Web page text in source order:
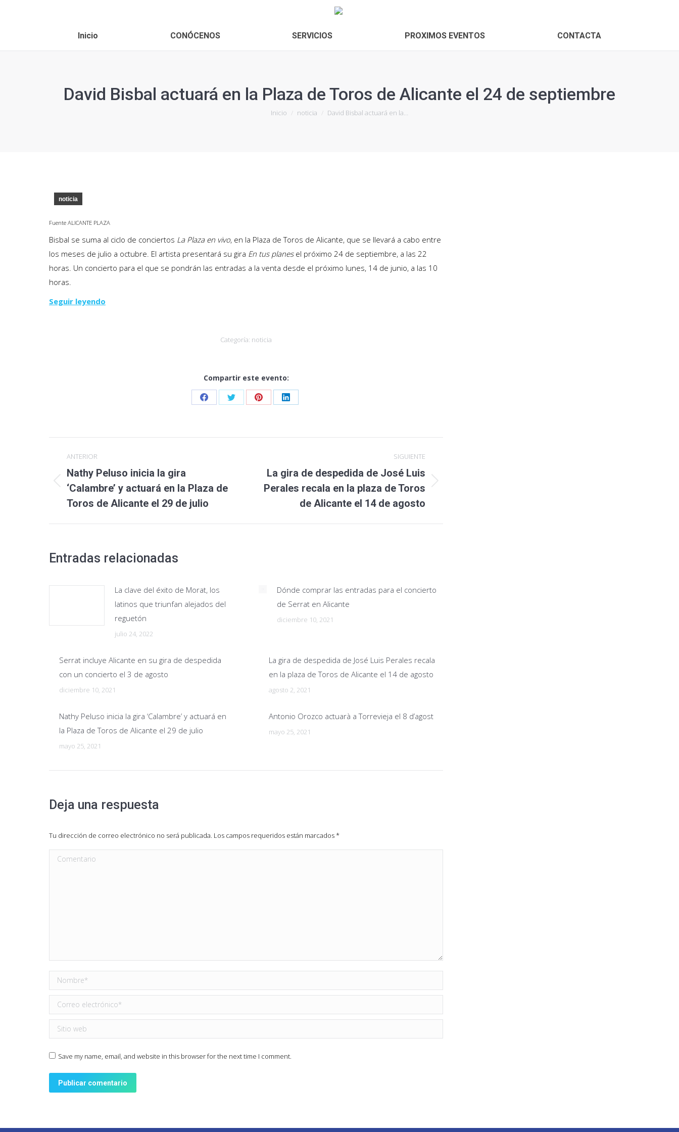
Inicio CONÓCENOS SERVICIOS PROXIMOS EVENTOS CONTACTA
David Bisbal actuará en la Plaza de Toros de Alicante el 24 de septiembre
Estás aquí:
Inicio noticia David Bisbal actuará en la…
noticia
Fuente ALICANTE PLAZA
Bisbal se suma al ciclo de conciertos La Plaza en vivo, en la Plaza de Toros de Alicante, que se llevará a cabo entre
los meses de julio a octubre. El artista presentará su gira En tus planesel próximo 24 de septiembre, a las 22
horas. Un concierto para el que se pondrán las entradas a la venta desde el próximo lunes, 14 de junio, a las 10
horas.
Seguir leyendo
Categoría: noticia
Compartir este evento:
Share
Facebook
Share
Twitter
Share
Pinterest
Share
LinkedIn
entre
publicaciones
ANTERIOR
Publicación
anterior:
Nathy Peluso inicia la gira
‘Calambre’ y actuará en la Plaza de
Toros de Alicante el 29 de julio
SIGUIENTE
Publicación
La gira de despedida de José Luis
Perales recala en la plaza de Toros
de Alicante el 14 de agosto
Entradas relacionadas
La clave del éxito de Morat, los
latinos que triunfan alejados del
reguetón
julio 24, 2022
Dónde comprar las entradas para el concierto
de Serrat en Alicante
diciembre 10, 2021
Serrat incluye Alicante en su gira de despedida
con un concierto el 3 de agosto
diciembre 10, 2021
La gira de despedida de José Luis Perales recala
en la plaza de Toros de Alicante el 14 de agosto
agosto 2, 2021
Nathy Peluso inicia la gira ‘Calambre’ y actuará en
la Plaza de Toros de Alicante el 29 de julio
mayo 25, 2021
Antonio Orozco actuarà a Torrevieja el 8 d’agost
mayo 25, 2021
Deja una respuesta
Tu dirección de correo electrónico no será publicada. Los campos requeridos están marcados*
Comentario
Nombre *
Correo electrónico *
Sitio web
Save my name, email, and website in this browser for the next time I comment.
Publicar comentario
CONÓCENOS